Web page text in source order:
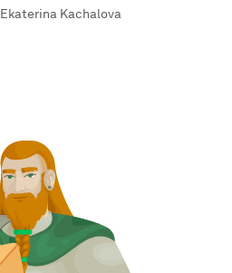
Ekaterina Kachalova